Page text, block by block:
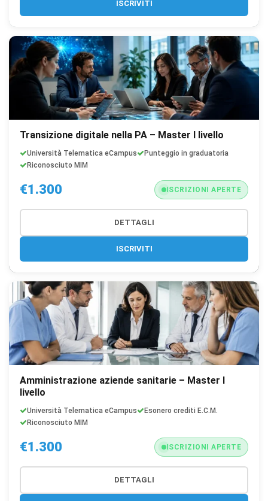
ISCRIVITI
Transizione digitale nella PA – Master I livello
Università Telematica eCampus
Punteggio in graduatoria
Riconosciuto MIM
€1.300 ISCRIZIONI APERTE
DETTAGLI
ISCRIVITI
Amministrazione aziende sanitarie – Master I
livello
Università Telematica eCampus
Esonero crediti E.C.M.
Riconosciuto MIM
€1.300 ISCRIZIONI APERTE
DETTAGLI